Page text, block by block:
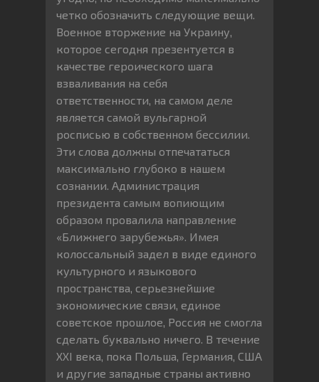
четко обозначить следующие вещи.
Военное вторжение на Украину,
которое сегодня презентуется в
качестве героического шага
взваливания на себя
ответственности, на самом деле
является самой вульгарной
росписью в собственном бессилии.
Эти слова должны отпечататься
максимально глубоко в нашем
сознании. Администрация
президента самым вопиющим
образом провалила направление
«Ближнего зарубежья». Имея
колоссальный задел в виде единого
культурного и языкового
пространства, серьезнейшие
экономические связи, единое
советское прошлое, Россия не смогла
сделать буквально ничего. В течение
XXI века, пока Польша, Германия, США
и другие западные страны активно